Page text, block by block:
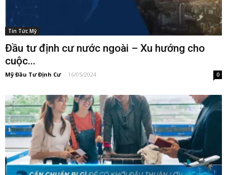
Tin Tức Mỹ
Đầu tư định cư nước ngoài – Xu hướng cho
cuộc...
Mỹ Đầu Tư Định Cư - 16/05/2024 0